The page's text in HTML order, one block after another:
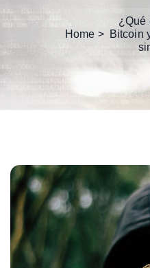
Home
¿Qué
Bitcoin
Navegación
de
entradas